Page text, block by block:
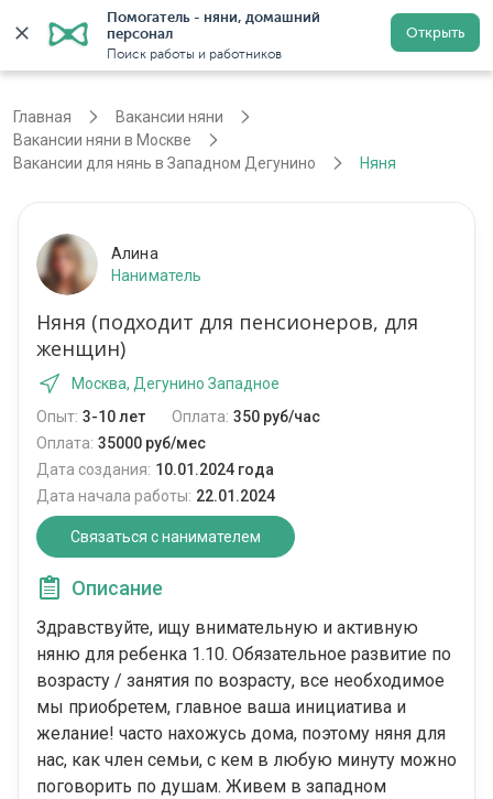
Помогатель - няни, домашний
персонал
Поиск работы и работников
Открыть
Регистрация
Главная
Вакансии няни
Вакансии няни в Москве
Вакансии для нянь в Западном Дегунино
Няня
Алина
Наниматель
Няня (подходит для пенсионеров, для
женщин)
Москва, Дегунино Западное
Опыт: 3-10 лет Оплата: 350 руб/час
Оплата: 35000 руб/мес
Дата создания: 10.01.2024 года
Дата начала работы: 22.01.2024
Связаться с нанимателем
Описание
Здравствуйте, ищу внимательную и активную
няню для ребенка 1.10. Обязательное развитие по
возрасту / занятия по возрасту, все необходимое
мы приобретем, главное ваша инициатива и
желание! часто нахожусь дома, поэтому няня для
нас, как член семьи, с кем в любую минуту можно
поговорить по душам. Живем в западном